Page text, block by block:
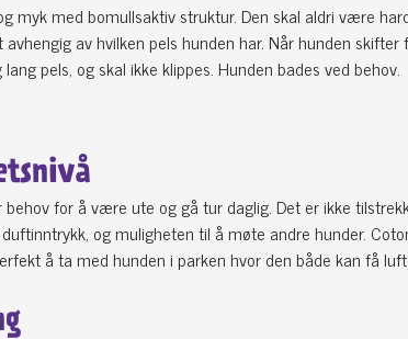
myk med bomullsaktiv struktur. Den skal aldri være
av hvilken pels hunden har. Når hunden
pels, og skal ikke klippes. Hunden bades ved behov.
behov for å være ute og gå tur daglig. Det er ikke
og muligheten til å møte andre hunder.
å ta med hunden i parken hvor den både kan få